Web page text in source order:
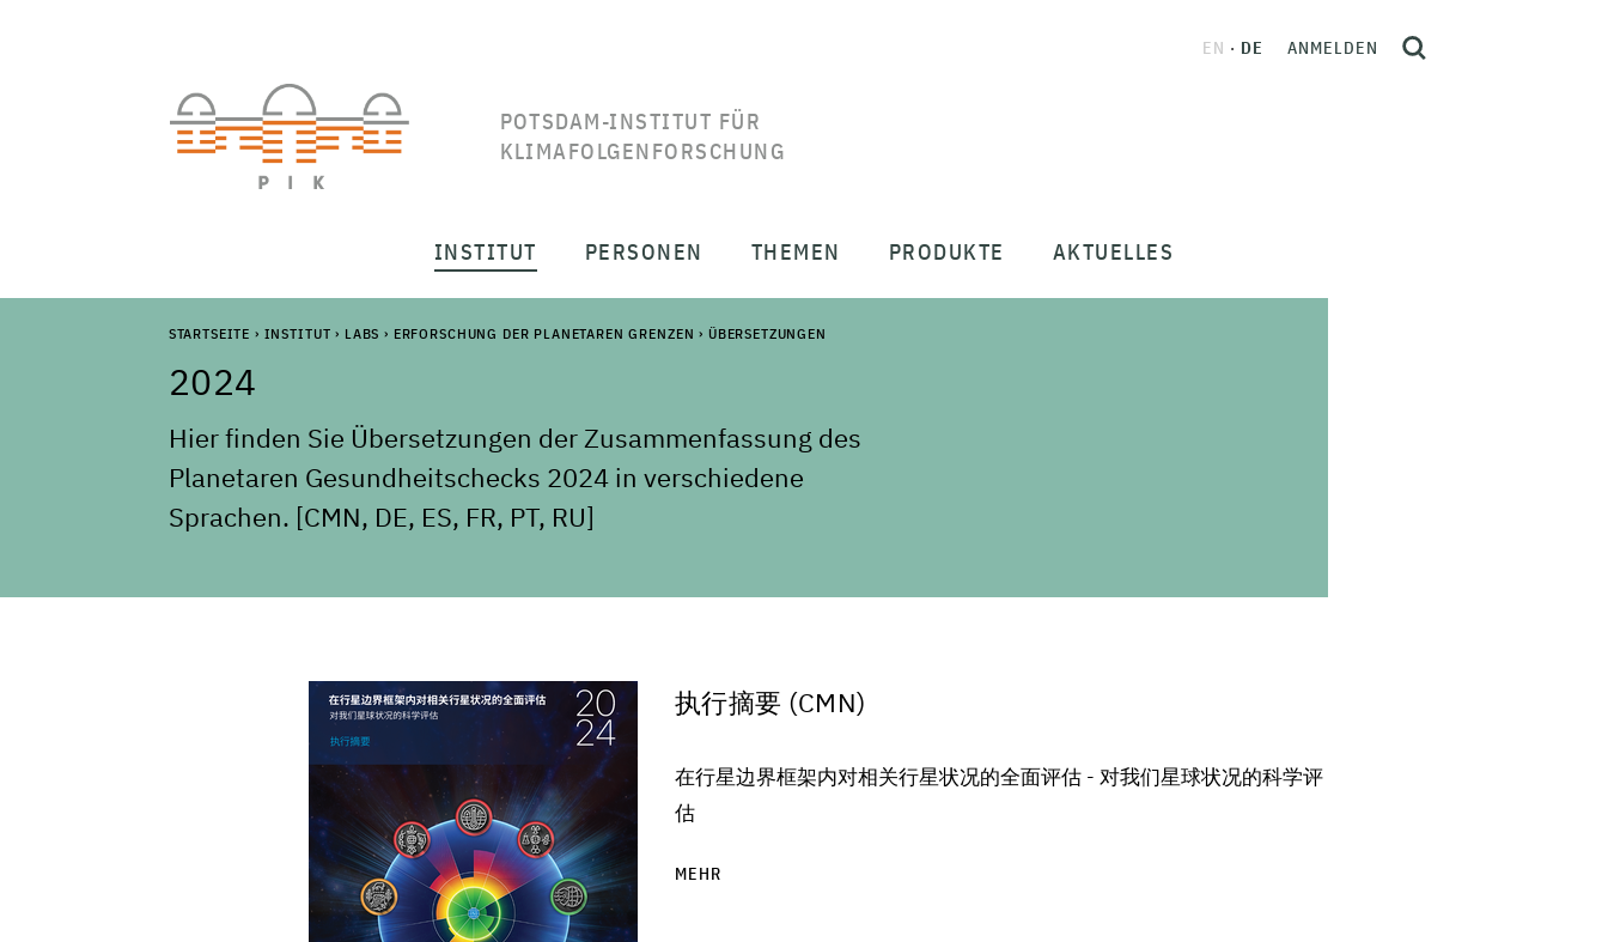
POTSDAM-INSTITUT FÜR
KLIMAFOLGENFORSCHUNG
EN DE ANMELDEN
INSTITUT PERSONEN THEMEN PRODUKTE AKTUELLES
STARTSEITE › INSTITUT › LABS › ERFORSCHUNG DER PLANETAREN GRENZEN › ÜBERSETZUNGEN
2024
Hier finden Sie Übersetzungen der Zusammenfassung des
Planetaren Gesundheitschecks 2024 in verschiedene
Sprachen. [CMN, DE, ES, FR, PT, RU]
执行摘要 (CMN)
在行星边界框架内对相关行星状况的全面评估 - 对我们星球状况的科学评
估
MEHR